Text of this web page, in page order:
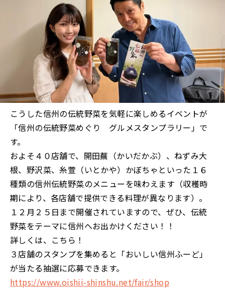
こうした信州の伝統野菜を気軽に楽しめるイベントが
「信州の伝統野菜めぐり グルメスタンプラリー」で
す。
およそ４０店舗で、開田蕪（かいだかぶ）、ねずみ大
根、野沢菜、糸萱（いとかや）かぼちゃといった１６
種類の信州伝統野菜のメニューを味わえます（収穫時
期により、各店舗で提供できる料理が異なります）。
１２月２５日まで開催されていますので、ぜひ、伝統
野菜をテーマに信州へお出かけください！！
詳しくは、こちら！
３店舗のスタンプを集めると「おいしい信州ふーど」
が当たる抽選に応募できます。
https://www.oishii-shinshu.net/fair/shop